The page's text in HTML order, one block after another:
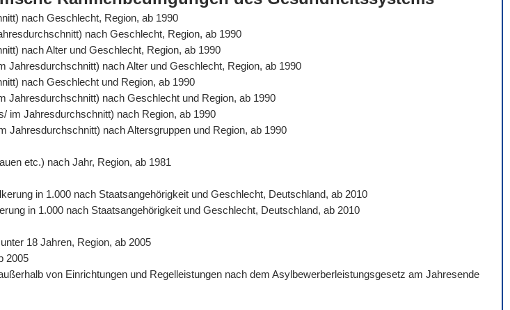
nach Geschlecht, Region, ab 1990
nach Geschlecht, Region, ab 1990
nach Alter und Geschlecht, Region, ab 1990
Jahresdurchschnitt) nach Alter und Geschlecht, Region, ab 1990
nach Geschlecht und Region, ab 1990
Jahresdurchschnitt) nach Geschlecht und Region, ab 1990
im Jahresdurchschnitt) nach Region, ab 1990
Jahresdurchschnitt) nach Altersgruppen und Region, ab 1990
etc.) nach Jahr, Region, ab 1981
in 1.000 nach Staatsangehörigkeit und Geschlecht, Deutschland, ab 2010
in 1.000 nach Staatsangehörigkeit und Geschlecht, Deutschland, ab 2010
18 Jahren, Region, ab 2005
2005
von Einrichtungen und Regelleistungen nach dem Asylbewerberleistungsgesetz am Jahresende